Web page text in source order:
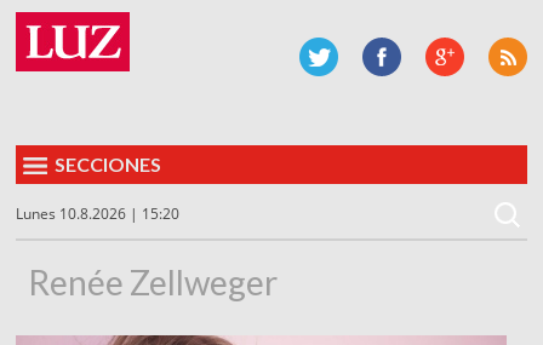
SECCIONES
Lunes 10.8.2026 | 15:20
Renée Zellweger